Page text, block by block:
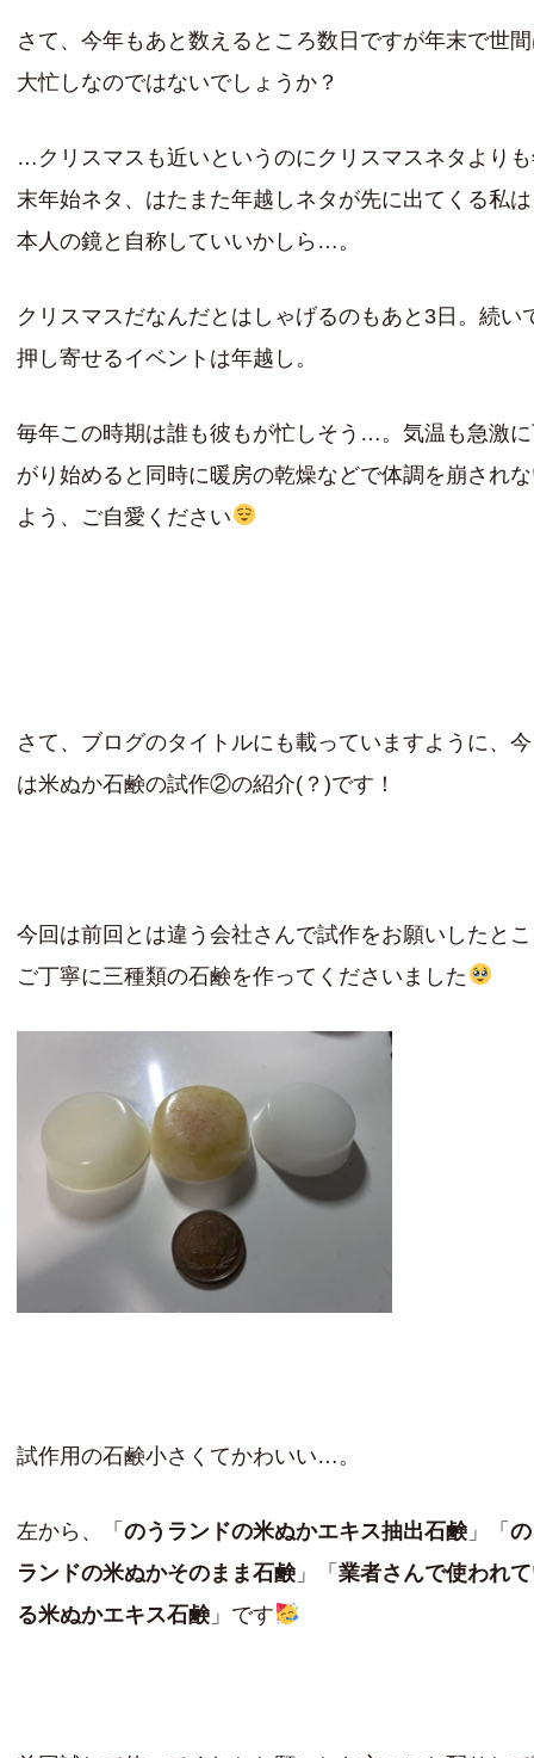
さて、今年もあと数えるところ数日ですが年末で世
大忙しなのではないでしょうか？
…クリスマスも近いというのにクリスマスネタより
末年始ネタ、はたまた年越しネタが先に出てくる私
本人の鏡と自称していいかしら…。
クリスマスだなんだとはしゃげるのもあと3日。続い
押し寄せるイベントは年越し。
毎年この時期は誰も彼もが忙しそう…。気温も急激
がり始めると同時に暖房の乾燥などで体調を崩され
よう、ご自愛ください
さて、ブログのタイトルにも載っていますように、
は米ぬか石鹸の試作②の紹介(？)です！
今回は前回とは違う会社さんで試作をお願いしたと
ご丁寧に三種類の石鹸を作ってくださいました
試作用の石鹸小さくてかわいい…。
左から、「のうランドの米ぬかエキス抽出石鹸 」「
ランドの米ぬかそのまま石鹸 」「業者さんで使われ
る米ぬかエキス石鹸 」です